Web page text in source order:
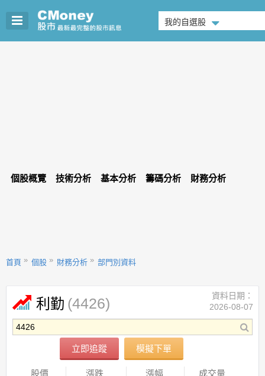
我的自選股
個股概覽 技術分析 基本分析 籌碼分析 財務分析
首頁 個股 財務分析 部門別資料
利勤 (4426)
立即追蹤 模擬下單
資料日期：
2026-08-07
股價
漲跌
漲幅
成交量